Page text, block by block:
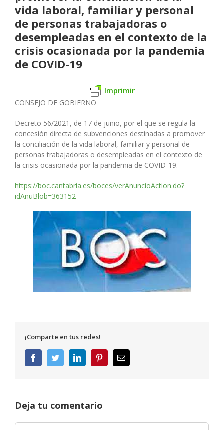
vida laboral, familiar y personal
de personas trabajadoras o
desempleadas en el contexto de la
crisis ocasionada por la pandemia
de COVID-19
Imprimir
CONSEJO DE GOBIERNO
Decreto 56/2021, de 17 de junio, por el que se regula la
concesión directa de subvenciones destinadas a promover
la conciliación de la vida laboral, familiar y personal de
personas trabajadoras o desempleadas en el contexto de
la crisis ocasionada por la pandemia de COVID-19.
https://boc.cantabria.es/boces/verAnuncioAction.do?
idAnuBlob=363152
¡Comparte en tus redes!
FacebookTwitterLinkedInPinterestCorreo
electrónico
Deja tu comentario
Comentar